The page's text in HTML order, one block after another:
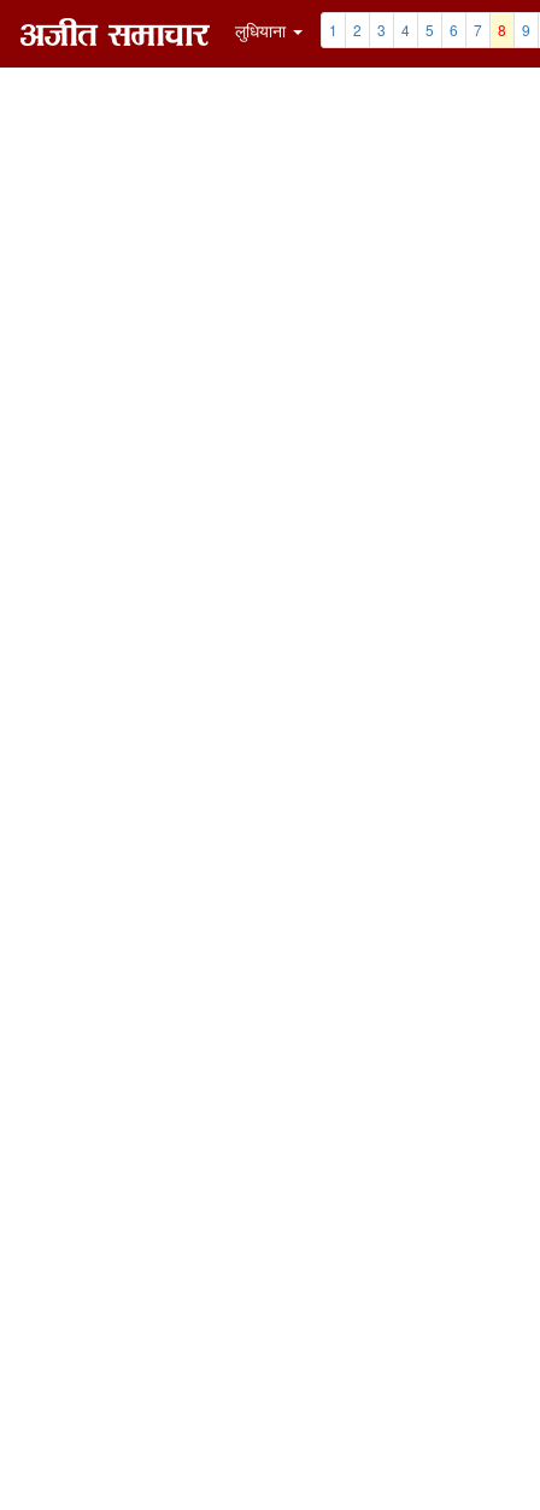
लुधियाना 1 2 3 4 5 6 7 8 9